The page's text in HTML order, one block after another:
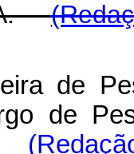
A.
de
de